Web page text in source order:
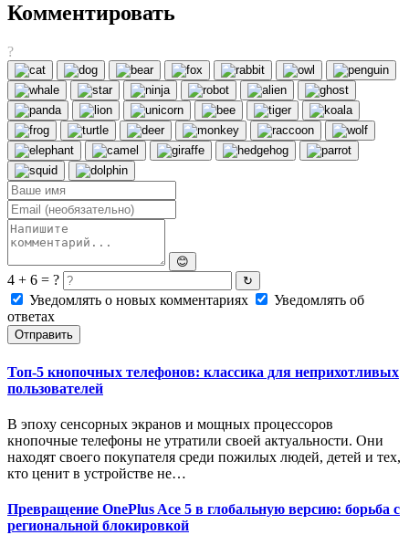
Комментировать
?
😊
4 + 6 = ? ↻
Уведомлять о новых комментариях
Уведомлять об
ответах
Отправить
Топ-5 кнопочных телефонов: классика для неприхотливых
пользователей
В эпоху сенсорных экранов и мощных процессоров
кнопочные телефоны не утратили своей актуальности. Они
находят своего покупателя среди пожилых людей, детей и тех,
кто ценит в устройстве не…
Превращение OnePlus Ace 5 в глобальную версию: борьба с
региональной блокировкой